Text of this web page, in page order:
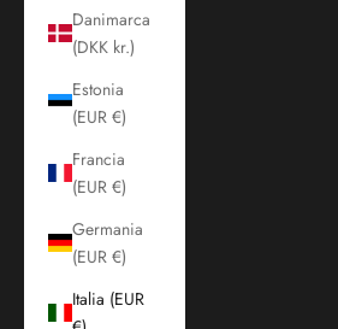
Danimarca
(DKK kr.)
Estonia
(EUR €)
Francia
(EUR €)
Germania
(EUR €)
Italia (EUR